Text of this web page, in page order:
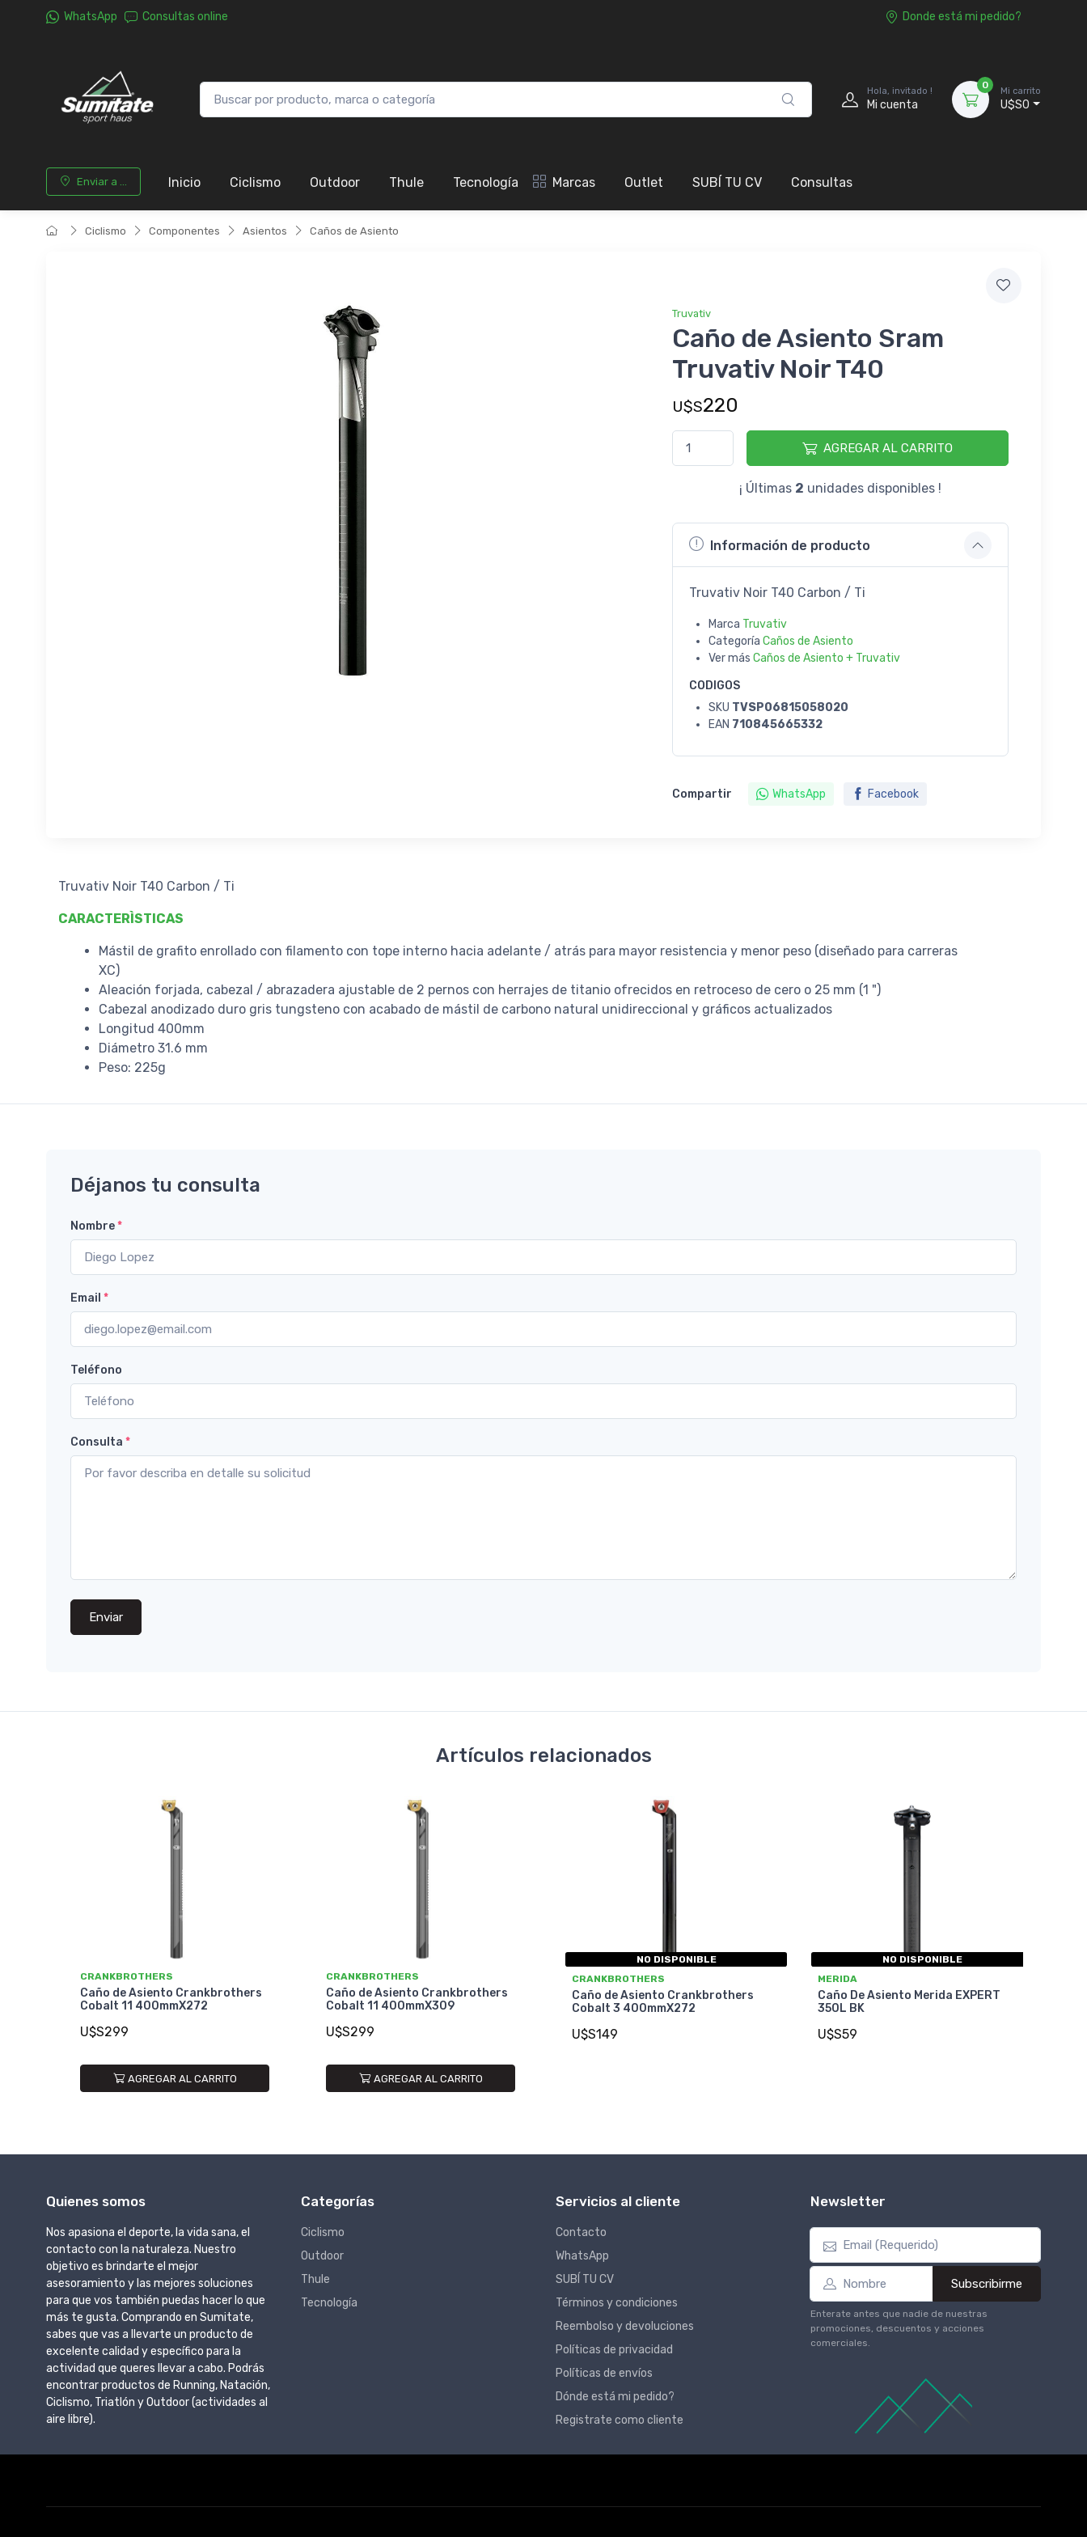
WhatsApp Consultas online Donde está mi pedido?
Hola, invitado !
Mi cuenta
0
Mi carrito
U$S0
Enviar a ... Inicio Ciclismo Outdoor Thule Tecnología Marcas Outlet SUBÍ TU CV Consultas
Ciclismo Componentes Asientos Caños de Asiento
Truvativ
Caño de Asiento Sram
Truvativ Noir T40
U$S220
AGREGAR AL CARRITO
¡ Últimas 2 unidades disponibles !
Información de producto
Truvativ Noir T40 Carbon / Ti
Marca Truvativ
Categoría Caños de Asiento
Ver más Caños de Asiento + Truvativ
CODIGOS
SKU TVSP06815058020
EAN 710845665332
Compartir WhatsApp Facebook
Truvativ Noir T40 Carbon / Ti
CARACTERÌSTICAS
Mástil de grafito enrollado con filamento con tope interno hacia adelante / atrás para mayor resistencia y menor peso (diseñado para carreras
XC)
Aleación forjada, cabezal / abrazadera ajustable de 2 pernos con herrajes de titanio ofrecidos en retroceso de cero o 25 mm (1 ")
Cabezal anodizado duro gris tungsteno con acabado de mástil de carbono natural unidireccional y gráficos actualizados
Longitud 400mm
Diámetro 31.6 mm
Peso: 225g
Déjanos tu consulta
Nombre*
Email *
Teléfono
Consulta *
Enviar
Artículos relacionados
CRANKBROTHERS
Caño de Asiento Crankbrothers
Cobalt 11 400mmX272
U$S299
AGREGAR AL CARRITO
CRANKBROTHERS
Caño de Asiento Crankbrothers
Cobalt 11 400mmX309
U$S299
AGREGAR AL CARRITO
NO DISPONIBLE
CRANKBROTHERS
Caño de Asiento Crankbrothers
Cobalt 3 400mmX272
U$S149
NO DISPONIBLE
MERIDA
Caño De Asiento Merida EXPERT
350L BK
U$S59
Quienes somos
Nos apasiona el deporte, la vida sana, el
contacto con la naturaleza. Nuestro
objetivo es brindarte el mejor
asesoramiento y las mejores soluciones
para que vos también puedas hacer lo que
más te gusta. Comprando en Sumitate,
sabes que vas a llevarte un producto de
excelente calidad y específico para la
actividad que queres llevar a cabo. Podrás
encontrar productos de Running, Natación,
Ciclismo, Triatlón y Outdoor (actividades al
aire libre).
Categorías
Ciclismo
Outdoor
Thule
Tecnología
Servicios al cliente
Contacto
WhatsApp
SUBÍ TU CV
Términos y condiciones
Reembolso y devoluciones
Políticas de privacidad
Políticas de envíos
Dónde está mi pedido?
Registrate como cliente
Newsletter
Subscribirme
Enterate antes que nadie de nuestras
promociones, descuentos y acciones
comerciales.